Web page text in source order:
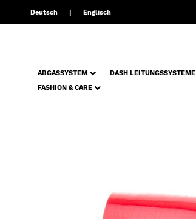
Deutsch Englisch
ABGASSYSTEM DASH LEITUNGSSYSTEME
FASHION & CARE